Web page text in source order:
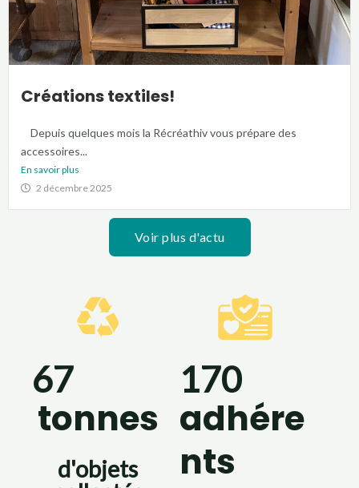
Créations textiles!
Depuis quelques mois la Récréathiv vous prépare des
accessoires...
En savoir plus
2 décembre 2025
Voir plus d'actu
67
tonnes
d'objets
170
adhére
nts